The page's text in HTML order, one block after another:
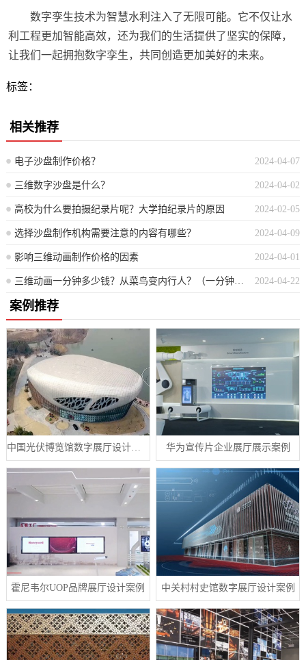
数字孪生技术为智慧水利注入了无限可能。它不仅让水
利工程更加智能高效，还为我们的生活提供了坚实的保障，
让我们一起拥抱数字孪生，共同创造更加美好的未来。
标签：
相关推荐
2024-04-07
电子沙盘制作价格？
2024-04-02
三维数字沙盘是什么？
2024-02-05
高校为什么要拍摄纪录片呢？大学拍纪录片的原因
2024-04-09
选择沙盘制作机构需要注意的内容有哪些？
2024-04-01
影响三维动画制作价格的因素
2024-04-22
三维动画一分钟多少钱？从菜鸟变内行人？（一分钟三维动画制作费用揭秘：如何快速成为行家？）
案例推荐
中国光伏博览馆数字展厅设计案例 华为宣传片企业展厅展示案例
霍尼韦尔UOP品牌展厅设计案例 中关村村史馆数字展厅设计案例